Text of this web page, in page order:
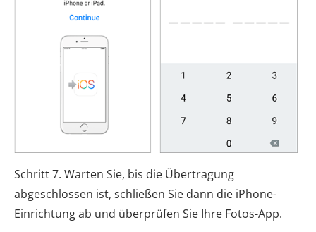
Schritt 7. Warten Sie, bis die Übertragung
abgeschlossen ist, schließen Sie dann die iPhone-
Einrichtung ab und überprüfen Sie Ihre Fotos-App.